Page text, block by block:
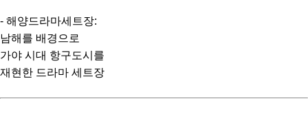
- 해양드라마세트장:
남해를 배경으로
가야 시대 항구도시를
재현한 드라마 세트장